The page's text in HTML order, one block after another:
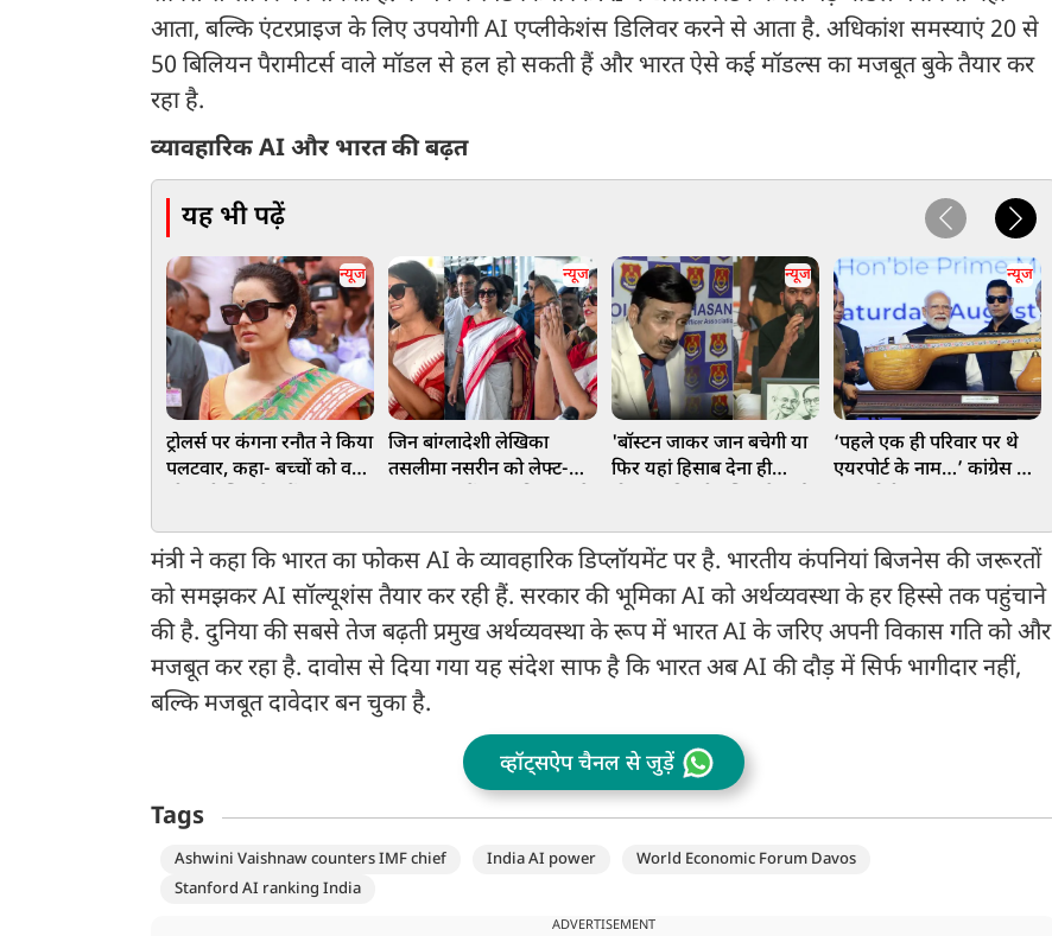
आता, बल्कि एंटरप्राइज के लिए उपयोगी AI एप्लीकेशंस डिलिवर करने से आता है. अधिकांश समस्याएं 20 से
50 बिलियन पैरामीटर्स वाले मॉडल से हल हो सकती हैं और भारत ऐसे कई मॉडल्स का मजबूत बुके तैयार कर
रहा है.
व्यावहारिक AI और भारत की बढ़त
यह भी पढ़ें
न्यूज
ट्रोलर्स पर कंगना रनौत ने किया
पलटवार, कहा- बच्चों को वही
न्यूज
जिन बांग्लादेशी लेखिका
तसलीमा नसरीन को लेफ्ट-
बंगाल वापसी
न्यूज
'बॉस्टन जाकर जान बचेगी या
फिर यहां हिसाब देना ही
अल्टीमेटम
न्यूज
‘पहले एक ही परिवार पर थे
एयरपोर्ट के नाम…’ कांग्रेस पर
मंत्री ने कहा कि भारत का फोकस AI के व्यावहारिक डिप्लॉयमेंट पर है. भारतीय कंपनियां बिजनेस की जरूरतों
को समझकर AI सॉल्यूशंस तैयार कर रही हैं. सरकार की भूमिका AI को अर्थव्यवस्था के हर हिस्से तक पहुंचाने
की है. दुनिया की सबसे तेज बढ़ती प्रमुख अर्थव्यवस्था के रूप में भारत AI के जरिए अपनी विकास गति को और
मजबूत कर रहा है. दावोस से दिया गया यह संदेश साफ है कि भारत अब AI की दौड़ में सिर्फ भागीदार नहीं,
बल्कि मजबूत दावेदार बन चुका है.
व्हॉट्सऐप चैनल से जुड़ें
Tags
Ashwini Vaishnaw counters IMF chief India AI power
World Economic Forum Davos
Stanford AI ranking India
ADVERTISEMENT